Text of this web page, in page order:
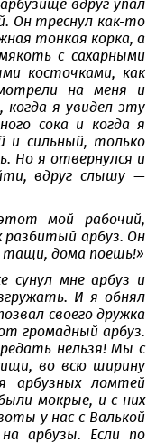
вдруг упал
Он треснул как-то
тонкая корка, а
с сахарными
косточками, как
на меня и
я увидел эту
сока и когда я
и сильный, только
Но я отвернулся и
вдруг слышу —
мой рабочий,
разбитый арбуз. Он
тащи, дома поешь!»
сунул мне арбуз и
И я обнял
своего дружка
громадный арбуз.
нельзя! Мы с
во всю ширину
арбузных ломтей
мокрые, и с них
у нас с Валькой
арбузы. Если по